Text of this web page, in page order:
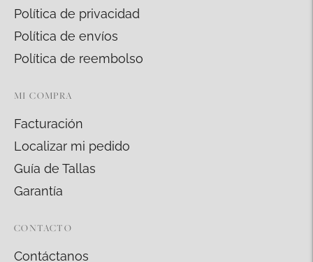
Política de privacidad
Política de envíos
Política de reembolso
MI COMPRA
Facturación
Localizar mi pedido
Guía de Tallas
Garantía
CONTACTO
Contáctanos